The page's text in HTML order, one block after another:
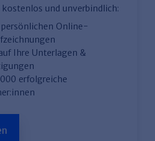
und unverbindlich:
Online-
Ihre Unterlagen &
erfolgreiche